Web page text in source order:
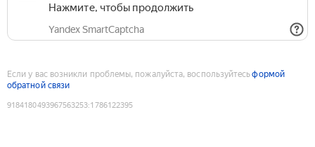
Нажмите, чтобы продолжить
Yandex SmartCaptcha
Если у вас возникли проблемы, пожалуйста, воспользуйтесьформой
обратной связи
9184180493967563253:1786122395